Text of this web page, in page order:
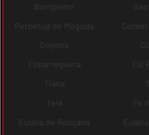
Santpedor
Perpètua de Mogoda
Copons
Esparreguera
Els
Tiana
Teià
Fe
Eulàlia de Ronçana